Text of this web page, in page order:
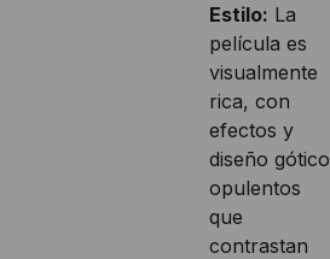
Estilo: La
película es
visualmente
rica, con
efectos y
diseño gótico
opulentos
que
contrastan